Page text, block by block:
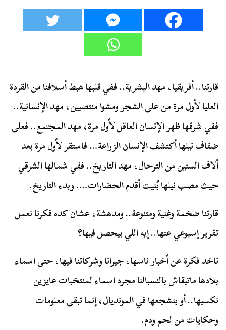
قارتنا.. أفريقيا، مهد البشرية.. ففي قلبها هبط أسلافنا من القردة
العليا لأول مرة من على الشجر ومشوا منتصبين، مهد الإنسانية..
ففي شرقها ظهر الإنسان العاقل لأول مرة، مهد المجتمع.. فعلى
ضفاف نيلها أكتشف الإنسان الزراعة… فاستقر لأول مرة بعد
ألاف السنين من الترحال، مهد التاريخ.. ففي شمالها الشرقي
حيث مصب نيلها بُنيت أقدم الحضارات…. وبدء التاريخ.
قارتنا ضخمة وغنية ومتنوعة.. ومدهشة، عشان كده فكرنا نعمل
تقرير إسبوعي عنها.. إيه اللي بيحصل فيها؟
ناخد فكرة عن أخبار ناسها، جيرانا وشركاتنا فيها، حتى اسماء
بلادها ماتبقاش بالنسبالنا مجرد اسماء لمنتخبات عايزين
نكسبها.. أو بنشجعها في المونديال، إنما تبقى معلومات
وحكايات من لحم ودم.